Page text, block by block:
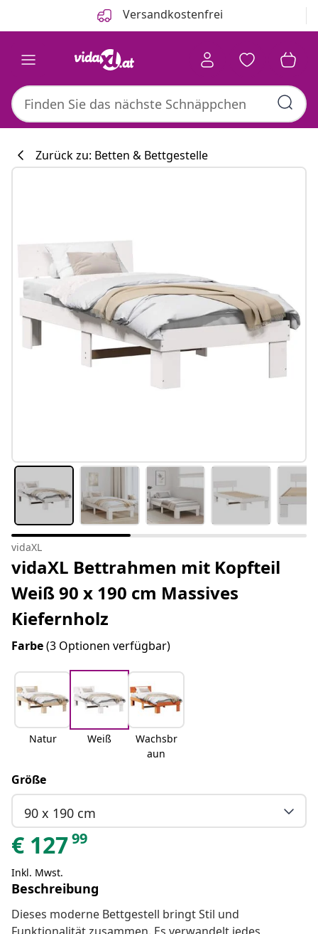
Versandkostenfrei
#sharemevidaxl
Zurück zu: Betten & Bettgestelle
vidaXL
vidaXL Bettrahmen mit Kopfteil
Weiß 90 x 190 cm Massives
Kiefernholz
Farbe(3 Optionen verfügbar)
Natur Weiß
Wachsbr
aun
Größe
90 x 190 cm
€ 12799
Inkl. Mwst.
Beschreibung
Dieses moderne Bettgestell bringt Stil und